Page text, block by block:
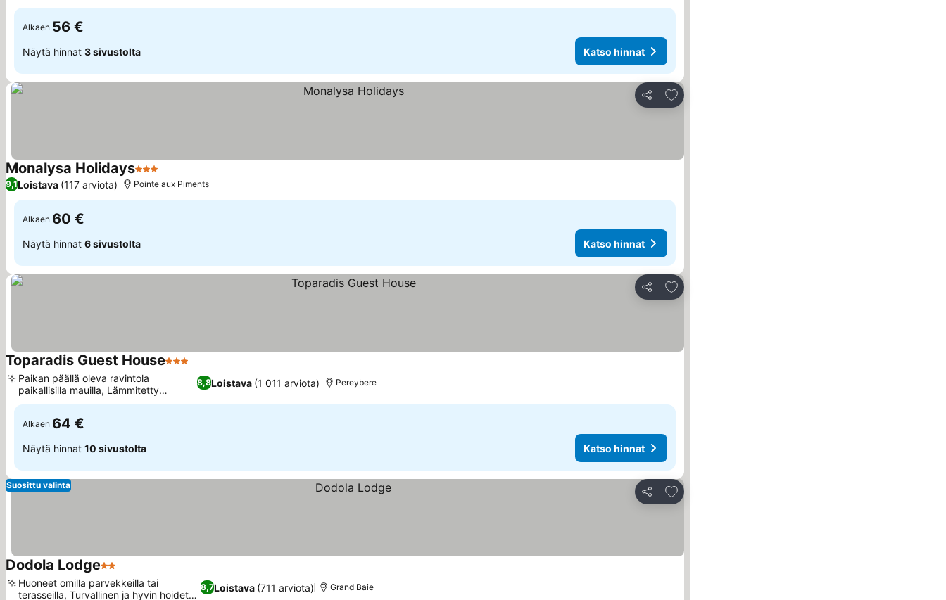
Alkaen 56 €
Näytä hinnat 3 sivustolta Katso hinnat
Jaa
Lisää suosikkeihin
Monalysa Holidays3 Tähtiluokitus
9,1Loistava (117 arviota) Pointe aux Piments
Alkaen 60 €
Näytä hinnat 6 sivustolta Katso hinnat
Jaa
Lisää suosikkeihin
Toparadis Guest House3 Tähtiluokitus
8,8Loistava (1 011 arviota)
Paikan päällä oleva ravintola
paikallisilla mauilla, Lämmitetty
ulkouima-allas
Pereybere
Alkaen 64 €
Näytä hinnat 10 sivustolta Katso hinnat
Jaa
Lisää suosikkeihin
Suosittu valinta
Dodola Lodge2 Tähtiluokitus
8,7Loistava (711 arviota)
Huoneet omilla parvekkeilla tai
terasseilla, Turvallinen ja hyvin hoidettu
Grand Baie